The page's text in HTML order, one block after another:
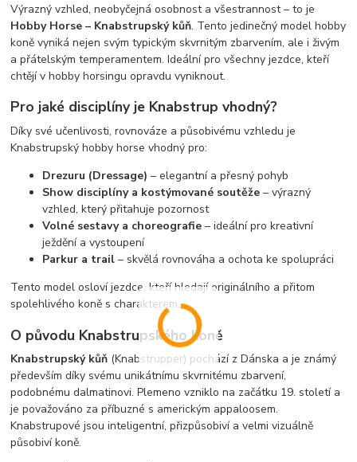
Výrazný vzhled, neobyčejná osobnost a všestrannost – to je
Hobby Horse – Knabstrupský kůň. Tento jedinečný model hobby
koně vyniká nejen svým typickým skvrnitým zbarvením, ale i živým
a přátelským temperamentem. Ideální pro všechny jezdce, kteří
chtějí v hobby horsingu opravdu vyniknout.
Pro jaké disciplíny je Knabstrup vhodný?
Díky své učenlivosti, rovnováze a působivému vzhledu je
Knabstrupský hobby horse vhodný pro:
Drezuru (Dressage) – elegantní a přesný pohyb
Show disciplíny a kostýmované soutěže – výrazný
vzhled, který přitahuje pozornost
Volné sestavy a choreografie – ideální pro kreativní
ježdění a vystoupení
Parkur a trail – skvělá rovnováha a ochota ke spolupráci
Tento model osloví jezdce, kteří hledají originálního a přitom
spolehlivého koně s charakterem.
O původu Knabstrupského koně
Knabstrupský kůň (Knabstrupper) pochází z Dánska a je známý
především díky svému unikátnímu skvrnitému zbarvení,
podobnému dalmatinovi. Plemeno vzniklo na začátku 19. století a
je považováno za příbuzné s americkým appaloosem.
Knabstrupové jsou inteligentní, přizpůsobiví a velmi vizuálně
působiví koně.